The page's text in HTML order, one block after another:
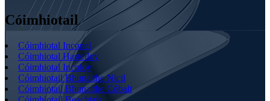
Cóimhiotail
Cóimhiotal Inconel
Cóimhiotal Hastelloy
Cóimhiotal Incoloy
Cóimhiotail Bhunaithe Nicil
Cóimhiotail Bhunaithe Cóbalt